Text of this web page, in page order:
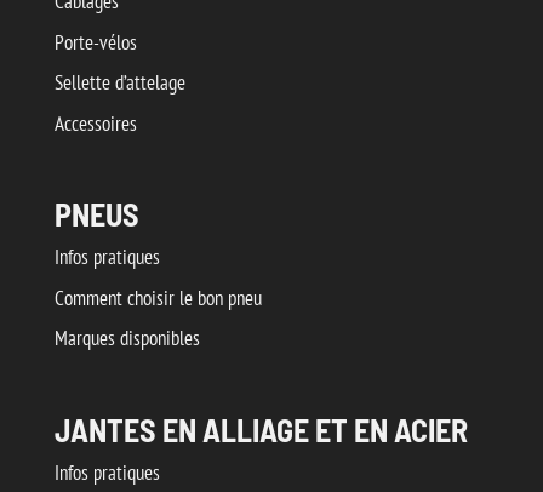
Porte-vélos
Sellette d’attelage
Accessoires
PNEUS
Infos pratiques
Comment choisir le bon pneu
Marques disponibles
JANTES EN ALLIAGE ET EN ACIER
Infos pratiques